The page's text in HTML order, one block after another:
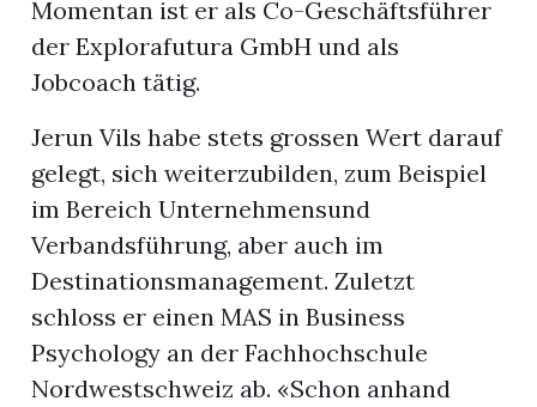
Momentan ist er als Co-Geschäftsführer
der Explorafutura GmbH und als
Jobcoach tätig.
Jerun Vils habe stets grossen Wert darauf
gelegt, sich weiterzubilden, zum Beispiel
im Bereich Unternehmensund
Verbandsführung, aber auch im
Destinationsmanagement. Zuletzt
schloss er einen MAS in Business
Psychology an der Fachhochschule
Nordwestschweiz ab. «Schon anhand